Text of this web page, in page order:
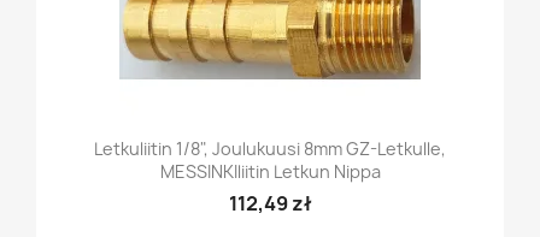
Letkuliitin 1/8", Joulukuusi 8mm GZ-Letkulle,
MESSINKIliitin Letkun Nippa
112,49 zł